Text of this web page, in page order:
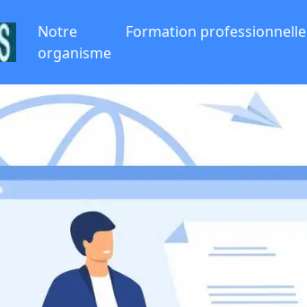
Notre
organisme
Formation professionnelle